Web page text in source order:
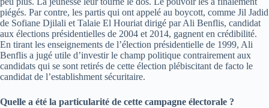
piégés. Par contre, les partis qui ont appelé au boycott, comme Jil Jadid
de Sofiane Djilali et Talaie El Houriat dirigé par Ali Benflis, candidat
aux élections présidentielles de 2004 et 2014, gagnent en crédibilité.
En tirant les enseignements de l’élection présidentielle de 1999, Ali
Benflis a jugé utile d’investir le champ politique contrairement aux
candidats qui se sont retirés de cette élection plébiscitant de facto le
candidat de l’establishment sécuritaire.
Quelle a été la particularité de cette campagne électorale ?